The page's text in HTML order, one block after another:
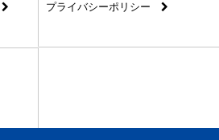
プライバシーポリシー